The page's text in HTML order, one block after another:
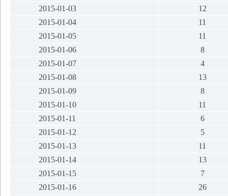
2015-01-03
12
2015-01-04
11
2015-01-05
11
2015-01-06
8
2015-01-07
4
2015-01-08
13
2015-01-09
8
2015-01-10
11
2015-01-11
6
2015-01-12
5
2015-01-13
11
2015-01-14
13
2015-01-15
7
2015-01-16
26